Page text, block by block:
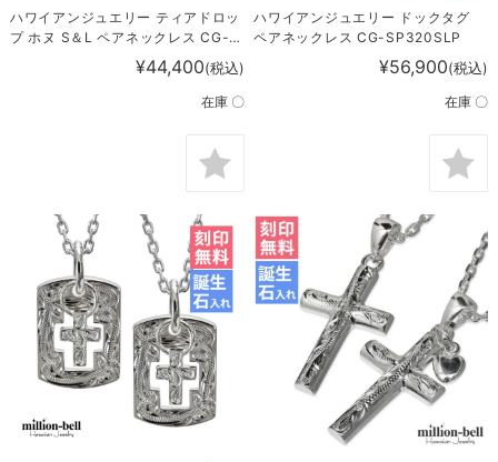
ハワイアンジュエリー ティアドロッ
プ ホヌ S＆L ペアネックレス CG-
¥44,400(税込)
在庫 〇
ハワイアンジュエリー ドックタグ
ペアネックレス CG-SP320SLP
¥56,900(税込)
在庫 〇